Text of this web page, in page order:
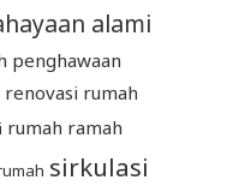
alami
penghawaan
renovasi rumah
rumah ramah
sirkulasi